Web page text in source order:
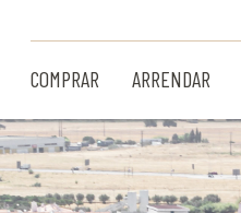
COMPRAR ARRENDAR